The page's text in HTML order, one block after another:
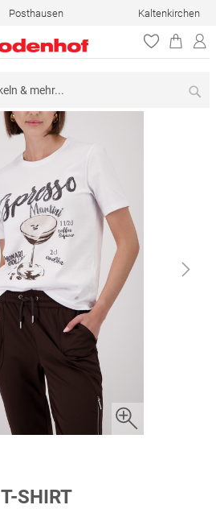
Posthausen Kaltenkirchen
T-SHIRT